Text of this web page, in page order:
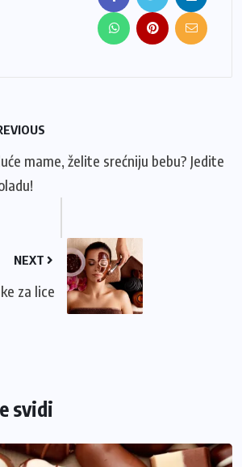
mame, želite srećniju bebu? Jedite
NEXT
za lice
svidi